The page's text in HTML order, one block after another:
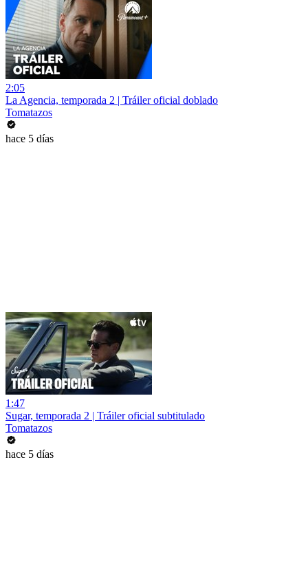
2:05
La Agencia, temporada 2 | Tráiler oficial doblado
Tomatazos
hace 5 días
1:47
Sugar, temporada 2 | Tráiler oficial subtitulado
Tomatazos
hace 5 días